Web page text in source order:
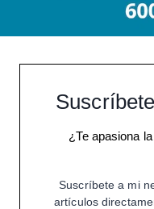
¿Te apasiona
Suscríbete a mi
artículos